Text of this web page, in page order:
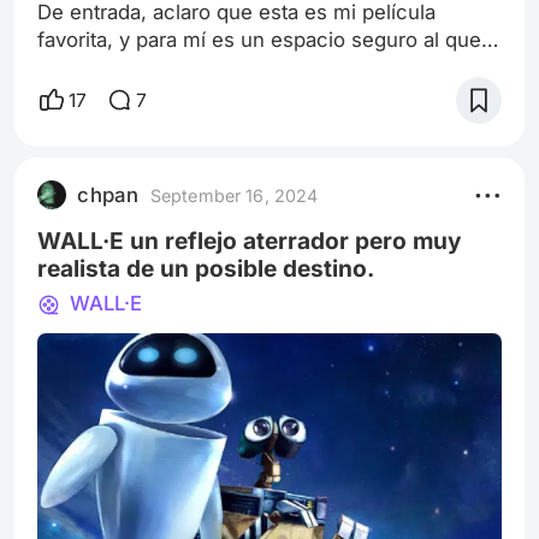
De entrada, aclaro que esta es mi película
favorita, y para mí es un espacio seguro al que
que a mí respecta habla sobre como un amante
de hacer, sentarse a ver y ver cómo
evolucionan las películas, sumando a eso es
una película donde los personajes sacando
17 7
chpan September 16, 2024
WALL·E un reflejo aterrador pero muy
realista de un posible destino.
WALL·E